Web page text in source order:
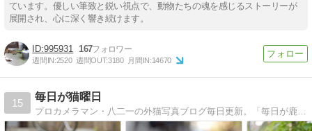
ています。優しい筆致と鋭い視点で、動物たちの魂を感じるストーリーが
展開され、心に深く響き続けます。
995931 167
週間IN:2520 週間OUT:3180 月間IN:14670
15
毎日が猫曜日
プロカメラマン・八二一の外猫写真ブログ毎日更新。「毎日が鹿曜日」「はっちゃん日記」も毎日更新。